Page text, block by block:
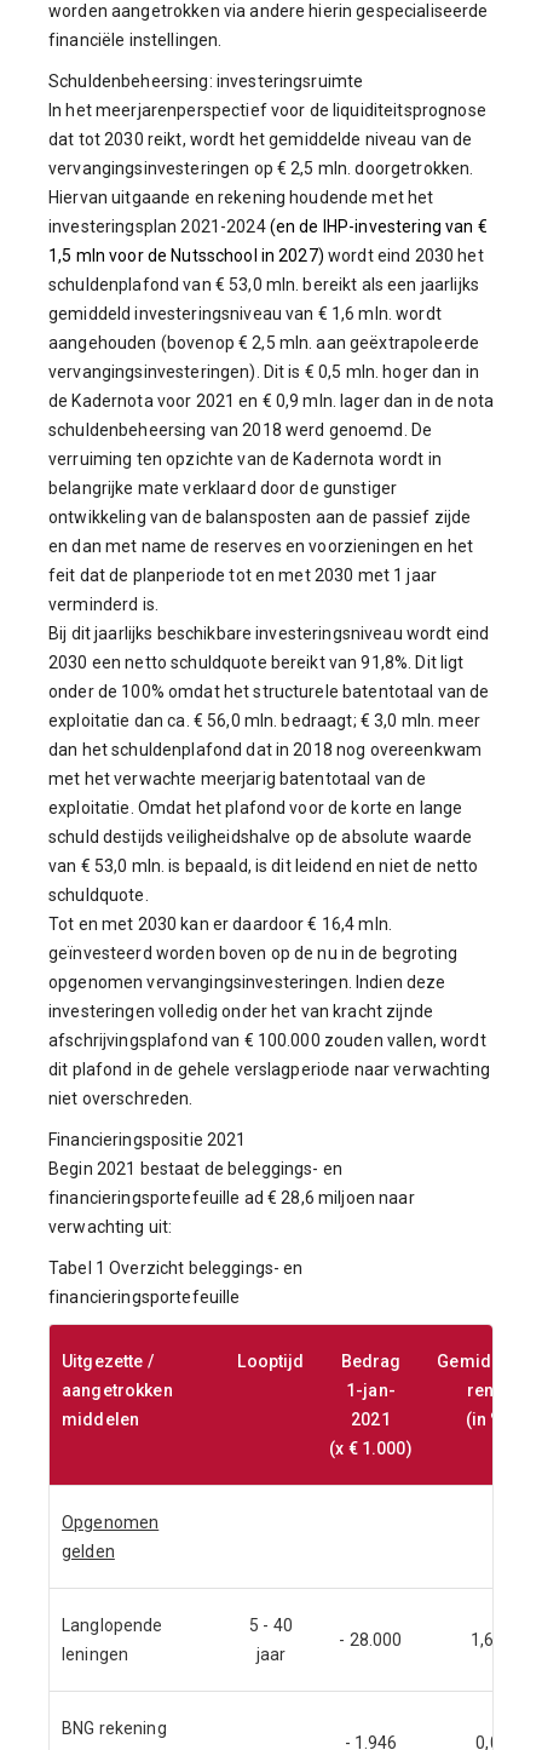
worden aangetrokken via andere hierin gespecialiseerde
financiële instellingen.
Schuldenbeheersing: investeringsruimte
In het meerjarenperspectief voor de liquiditeitsprognose
dat tot 2030 reikt, wordt het gemiddelde niveau van de
vervangingsinvesteringen op € 2,5 mln. doorgetrokken.
Hiervan uitgaande en rekening houdende met het
investeringsplan 2021-2024(en de IHP-investering van €
1,5 mln voor de Nutsschool in 2027) wordt eind 2030 het
schuldenplafond van € 53,0 mln. bereikt als een jaarlijks
gemiddeld investeringsniveau van € 1,6 mln. wordt
aangehouden (bovenop € 2,5 mln. aan geëxtrapoleerde
vervangingsinvesteringen). Dit is € 0,5 mln. hoger dan in
de Kadernota voor 2021 en € 0,9 mln. lager dan in de nota
schuldenbeheersing van 2018 werd genoemd. De
verruiming ten opzichte van de Kadernota wordt in
belangrijke mate verklaard door de gunstiger
ontwikkeling van de balansposten aan de passief zijde
en dan met name de reserves en voorzieningen en het
feit dat de planperiode tot en met 2030 met 1 jaar
verminderd is.
Bij dit jaarlijks beschikbare investeringsniveau wordt eind
2030 een netto schuldquote bereikt van 91,8%. Dit ligt
onder de 100% omdat het structurele batentotaal van de
exploitatie dan ca. € 56,0 mln. bedraagt; € 3,0 mln. meer
dan het schuldenplafond dat in 2018 nog overeenkwam
met het verwachte meerjarig batentotaal van de
exploitatie. Omdat het plafond voor de korte en lange
schuld destijds veiligheidshalve op de absolute waarde
van € 53,0 mln. is bepaald, is dit leidend en niet de netto
schuldquote.
Tot en met 2030 kan er daardoor € 16,4 mln.
geïnvesteerd worden boven op de nu in de begroting
opgenomen vervangingsinvesteringen. Indien deze
investeringen volledig onder het van kracht zijnde
afschrijvingsplafond van € 100.000 zouden vallen, wordt
dit plafond in de gehele verslagperiode naar verwachting
niet overschreden.
Financieringspositie 2021
Begin 2021 bestaat de beleggings- en
financieringsportefeuille ad € 28,6 miljoen naar
verwachting uit:
Tabel 1 Overzicht beleggings- en
financieringsportefeuille
Uitgezette /
aangetrokken
middelen
Looptijd
Bedrag
1-jan-
2021
(x € 1.000)
Gemiddelde
rente
(in %)
Opgenomen
gelden
Langlopende
leningen
5 - 40
jaar
- 28.000 1,64
BNG rekening
- 1.946 0,0